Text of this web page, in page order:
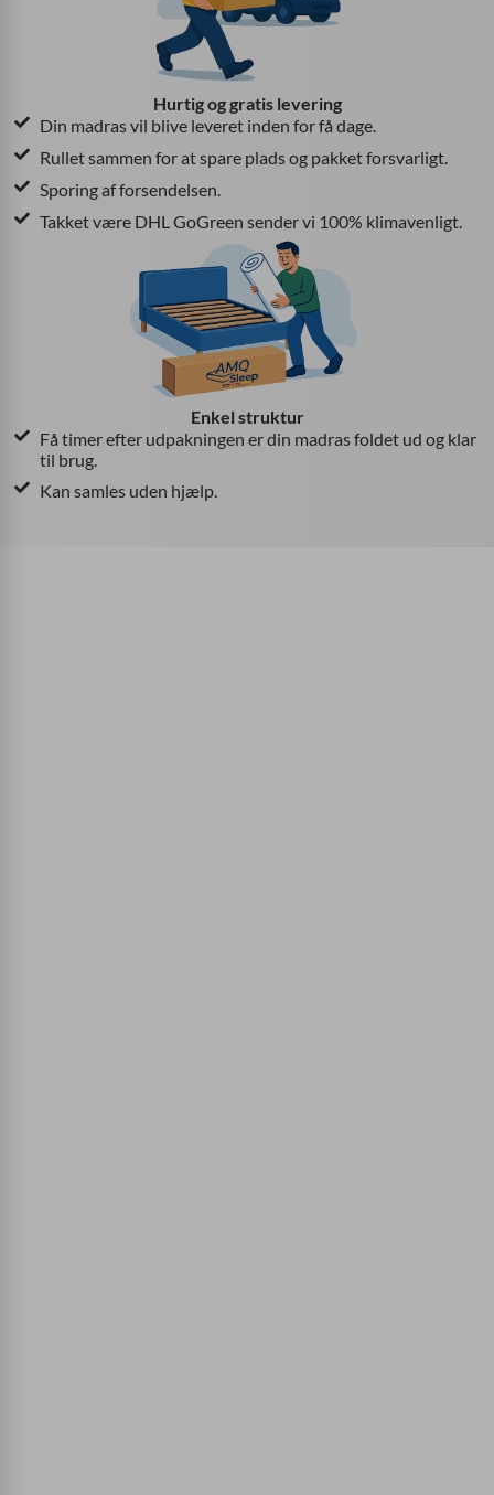
Hurtig og gratis levering
Din madras vil blive leveret inden for få dage.
Rullet sammen for at spare plads og pakket forsvarligt.
Sporing af forsendelsen.
Takket være DHL GoGreen sender vi 100% klimavenligt.
Enkel struktur
Få timer efter udpakningen er din madras foldet ud og klar
til brug.
Kan samles uden hjælp.